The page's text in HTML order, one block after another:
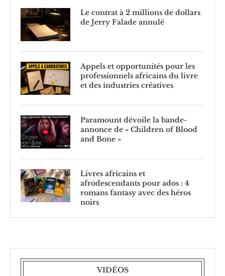
Le contrat à 2 millions de dollars
de Jerry Falade annulé
Appels et opportunités pour les
professionnels africains du livre
et des industries créatives
Paramount dévoile la bande-
annonce de « Children of Blood
and Bone »
Livres africains et
afrodescendants pour ados : 4
romans fantasy avec des héros
noirs
VIDÉOS